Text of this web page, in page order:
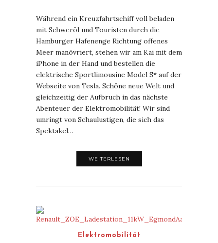
Während ein Kreuzfahrtschiff voll beladen
mit Schweröl und Touristen durch die
Hamburger Hafenenge Richtung offenes
Meer manövriert, stehen wir am Kai mit dem
iPhone in der Hand und bestellen die
elektrische Sportlimousine Model S* auf der
Webseite von Tesla. Schöne neue Welt und
gleichzeitig der Aufbruch in das nächste
Abenteuer der Elektromobilität! Wir sind
umringt von Schaulustigen, die sich das
Spektakel…
WEITERLESEN
Elektromobilität